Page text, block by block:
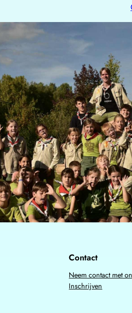
Contact
Neem contact met
Inschrijven